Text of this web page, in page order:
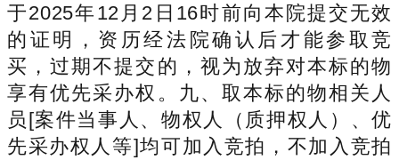
于2025年12月2日16时前向本院提交无效
的证明，资历经法院确认后才能参取竞
买，过期不提交的，视为放弃对本标的物
享有优先采办权。九、取本标的物相关人
员[案件当事人、物权人（质押权人）、优
先采办权人等]均可加入竞拍，不加入竞拍